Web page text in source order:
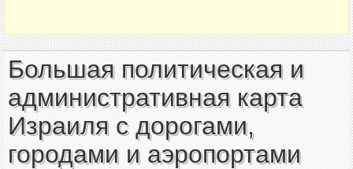
Большая политическая и
административная карта
Израиля с дорогами,
городами и аэропортами